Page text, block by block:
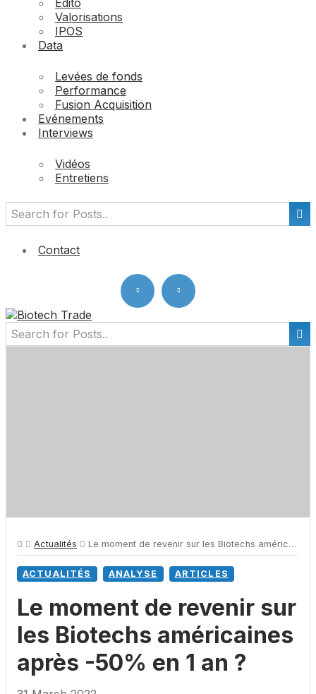
Edito
Valorisations
IPOS
Data
Levées de fonds
Performance
Fusion Acquisition
Evénements
Interviews
Vidéos
Entretiens
Contact
Actualités Le moment de revenir sur les Biotechs américaines après -50% en 1 an ?
ACTUALITÉS ANALYSE ARTICLES
Le moment de revenir sur
les Biotechs américaines
après -50% en 1 an ?